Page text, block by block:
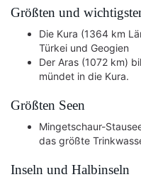
Größten und
Die Kura (1364 km
Türkei und Geogien
Der Aras (1072 km)
mündet in die Kura.
Größten Seen
Mingetschaur-
das größte
Inseln und Halbinseln